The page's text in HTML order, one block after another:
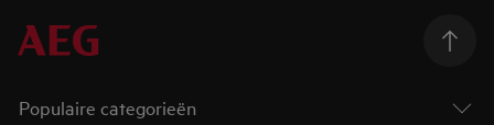
Populaire categorieën